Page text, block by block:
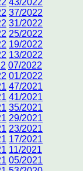
43/2022
37/2022
31/2022
25/2022
19/2022
13/2022
07/2022
01/2022
47/2021
41/2021
35/2021
29/2021
23/2021
17/2021
11/2021
05/2021